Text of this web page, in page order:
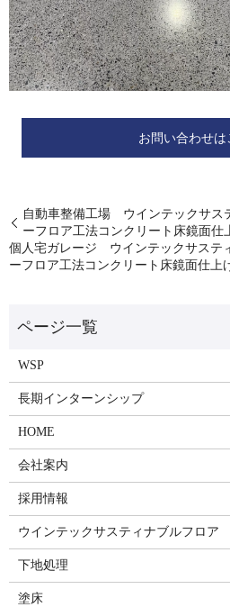
お問い合わせは
自動車整備工場 ウインテックサス
ーフロア工法コンクリート床鏡面仕
個人宅ガレージ ウインテックサステ
ーフロア工法コンクリート床鏡面仕上
WSP
長期インターンシップ
HOME
会社案内
採用情報
ウインテックサスティナブルフロア
下地処理
塗床